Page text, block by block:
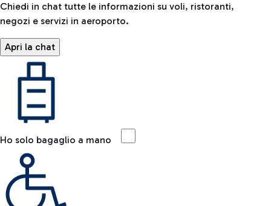
Chiedi in chat tutte le informazioni su voli, ristoranti,
negozi e servizi in aeroporto.
Apri la chat
Ho solo bagaglio a mano